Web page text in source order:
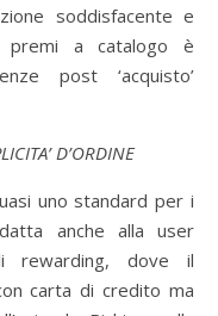
soddisfacente e
a catalogo è
post ‘acquisto’
D’ORDINE
uno standard per i
anche alla user
rewarding, dove il
carta di credito ma